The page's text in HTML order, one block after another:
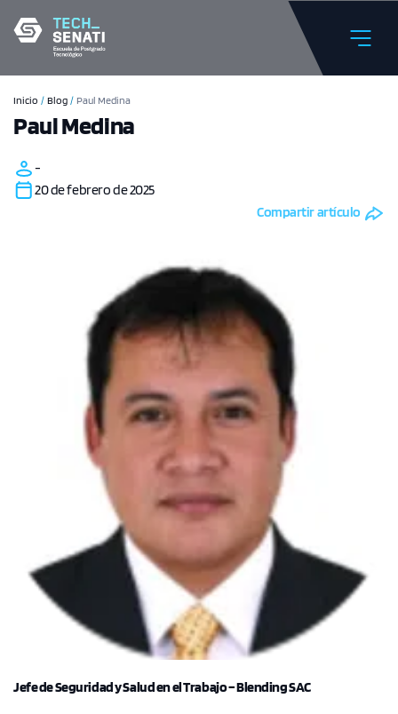
Inicio / Blog / Paul Medina
Paul Medina
-
20 de febrero de 2025
Compartir artículo
Jefe de Seguridad y Salud en el Trabajo – Blending SAC